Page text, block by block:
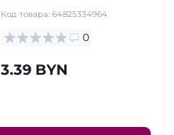
Код товара: 64825334964
0
3.39 BYN